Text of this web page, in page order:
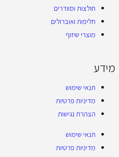
חולצות וסוודרים
חליפות ואוברולים
מוצרי שיזוף
מידע
תנאי שימוש
מדיניות פרטיות
הצהרת נגישות
תנאי שימוש
מדיניות פרטיות